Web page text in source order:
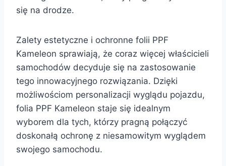
się na drodze.
Zalety estetyczne i ochronne folii PPF
Kameleon sprawiają, że coraz więcej właścicieli
samochodów decyduje się na zastosowanie
tego innowacyjnego rozwiązania. Dzięki
możliwościom personalizacji wyglądu pojazdu,
folia PPF Kameleon staje się idealnym
wyborem dla tych, którzy pragną połączyć
doskonałą ochronę z niesamowitym wyglądem
swojego samochodu.